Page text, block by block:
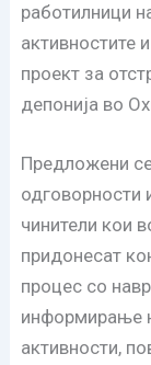
работилници
активностите
проект за
депонија во
Предложени
одговорности
чинители кои
придонесат
процес со
информирање
активности,